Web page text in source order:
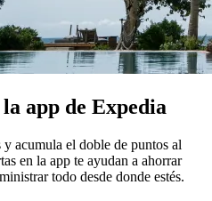
app de Expedia
acumula el doble de puntos al
en la app te ayudan a ahorrar
todo desde donde estés.